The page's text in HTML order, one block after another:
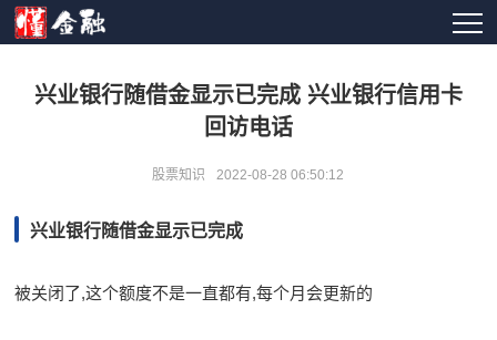
兴业银行随借金显示已完成 兴业银行信用卡
回访电话
股票知识 2022-08-28 06:50:12
兴业银行随借金显示已完成
被关闭了,这个额度不是一直都有,每个月会更新的